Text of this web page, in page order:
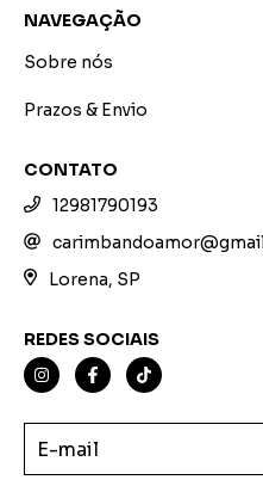
NAVEGAÇÃO
Sobre nós
Prazos & Envio
CONTATO
12981790193
Lorena, SP
REDES SOCIAIS